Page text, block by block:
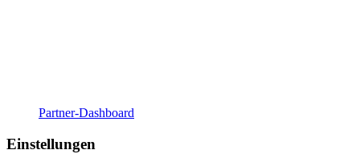
Partner-Dashboard
Einstellungen